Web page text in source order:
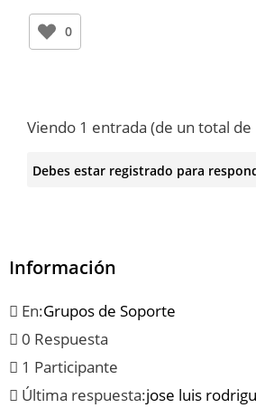
0
Viendo 1 entrada (de un total de
Debes estar registrado para
Información
En:Grupos de Soporte
0 Respuesta
1 Participante
Última respuesta:jose luis